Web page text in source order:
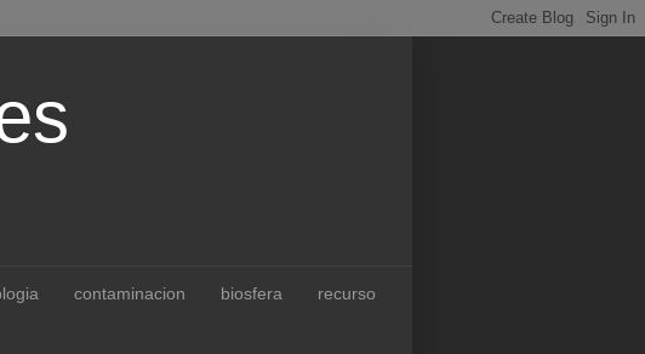
contaminacion biosfera recurso